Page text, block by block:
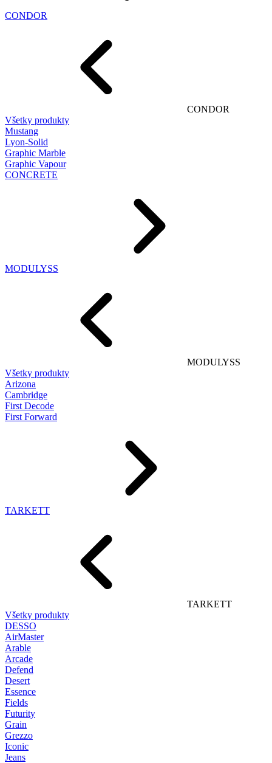
CONDOR
CONDOR
Všetky produkty
Mustang
Lyon-Solid
Graphic Marble
Graphic Vapour
CONCRETE
MODULYSS
MODULYSS
Všetky produkty
Arizona
Cambridge
First Decode
First Forward
TARKETT
TARKETT
Všetky produkty
DESSO
AirMaster
Arable
Arcade
Defend
Desert
Essence
Fields
Futurity
Grain
Grezzo
Iconic
Jeans